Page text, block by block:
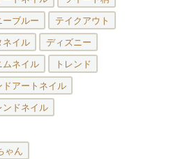
ーブルー テイクアウト
ネイル ディズニー
ムネイル トレンド
ドアートネイル
ンドネイル
ゃん